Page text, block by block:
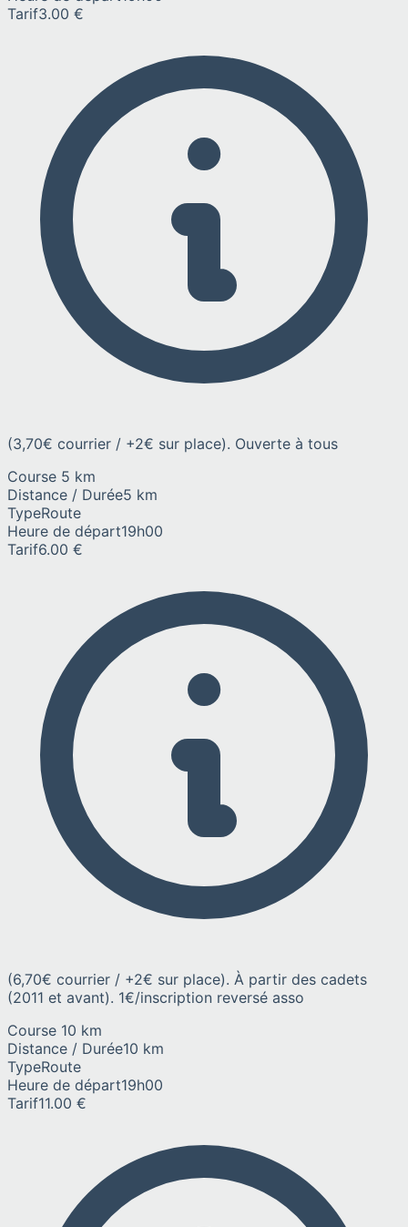
Tarif3.00 €
(3,70€ courrier / +2€ sur place). Ouverte à tous
Course 5 km
Distance / Durée5 km
TypeRoute
Heure de départ19h00
Tarif6.00 €
(6,70€ courrier / +2€ sur place). À partir des cadets
(2011 et avant). 1€/inscription reversé asso
Course 10 km
Distance / Durée10 km
TypeRoute
Heure de départ19h00
Tarif11.00 €